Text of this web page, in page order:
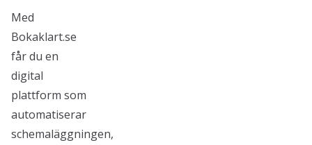
Med
Bokaklart.se
får du en
digital
plattform som
automatiserar
schemaläggningen,